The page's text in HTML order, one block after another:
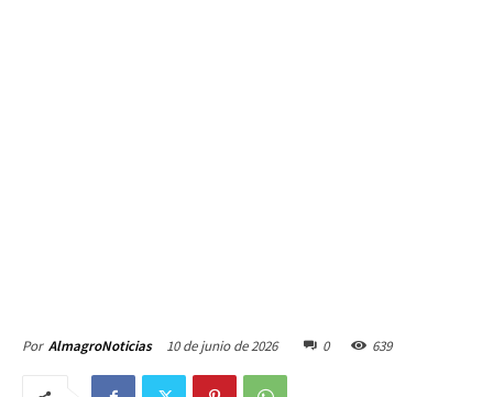
Por AlmagroNoticias 10 de junio de 2026 0 639